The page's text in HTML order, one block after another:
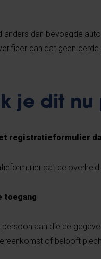
anders dan bevoegde
dan dat geen derde
je dit nu
registratieformulier
dat de
toegang
aan die de
of belooft